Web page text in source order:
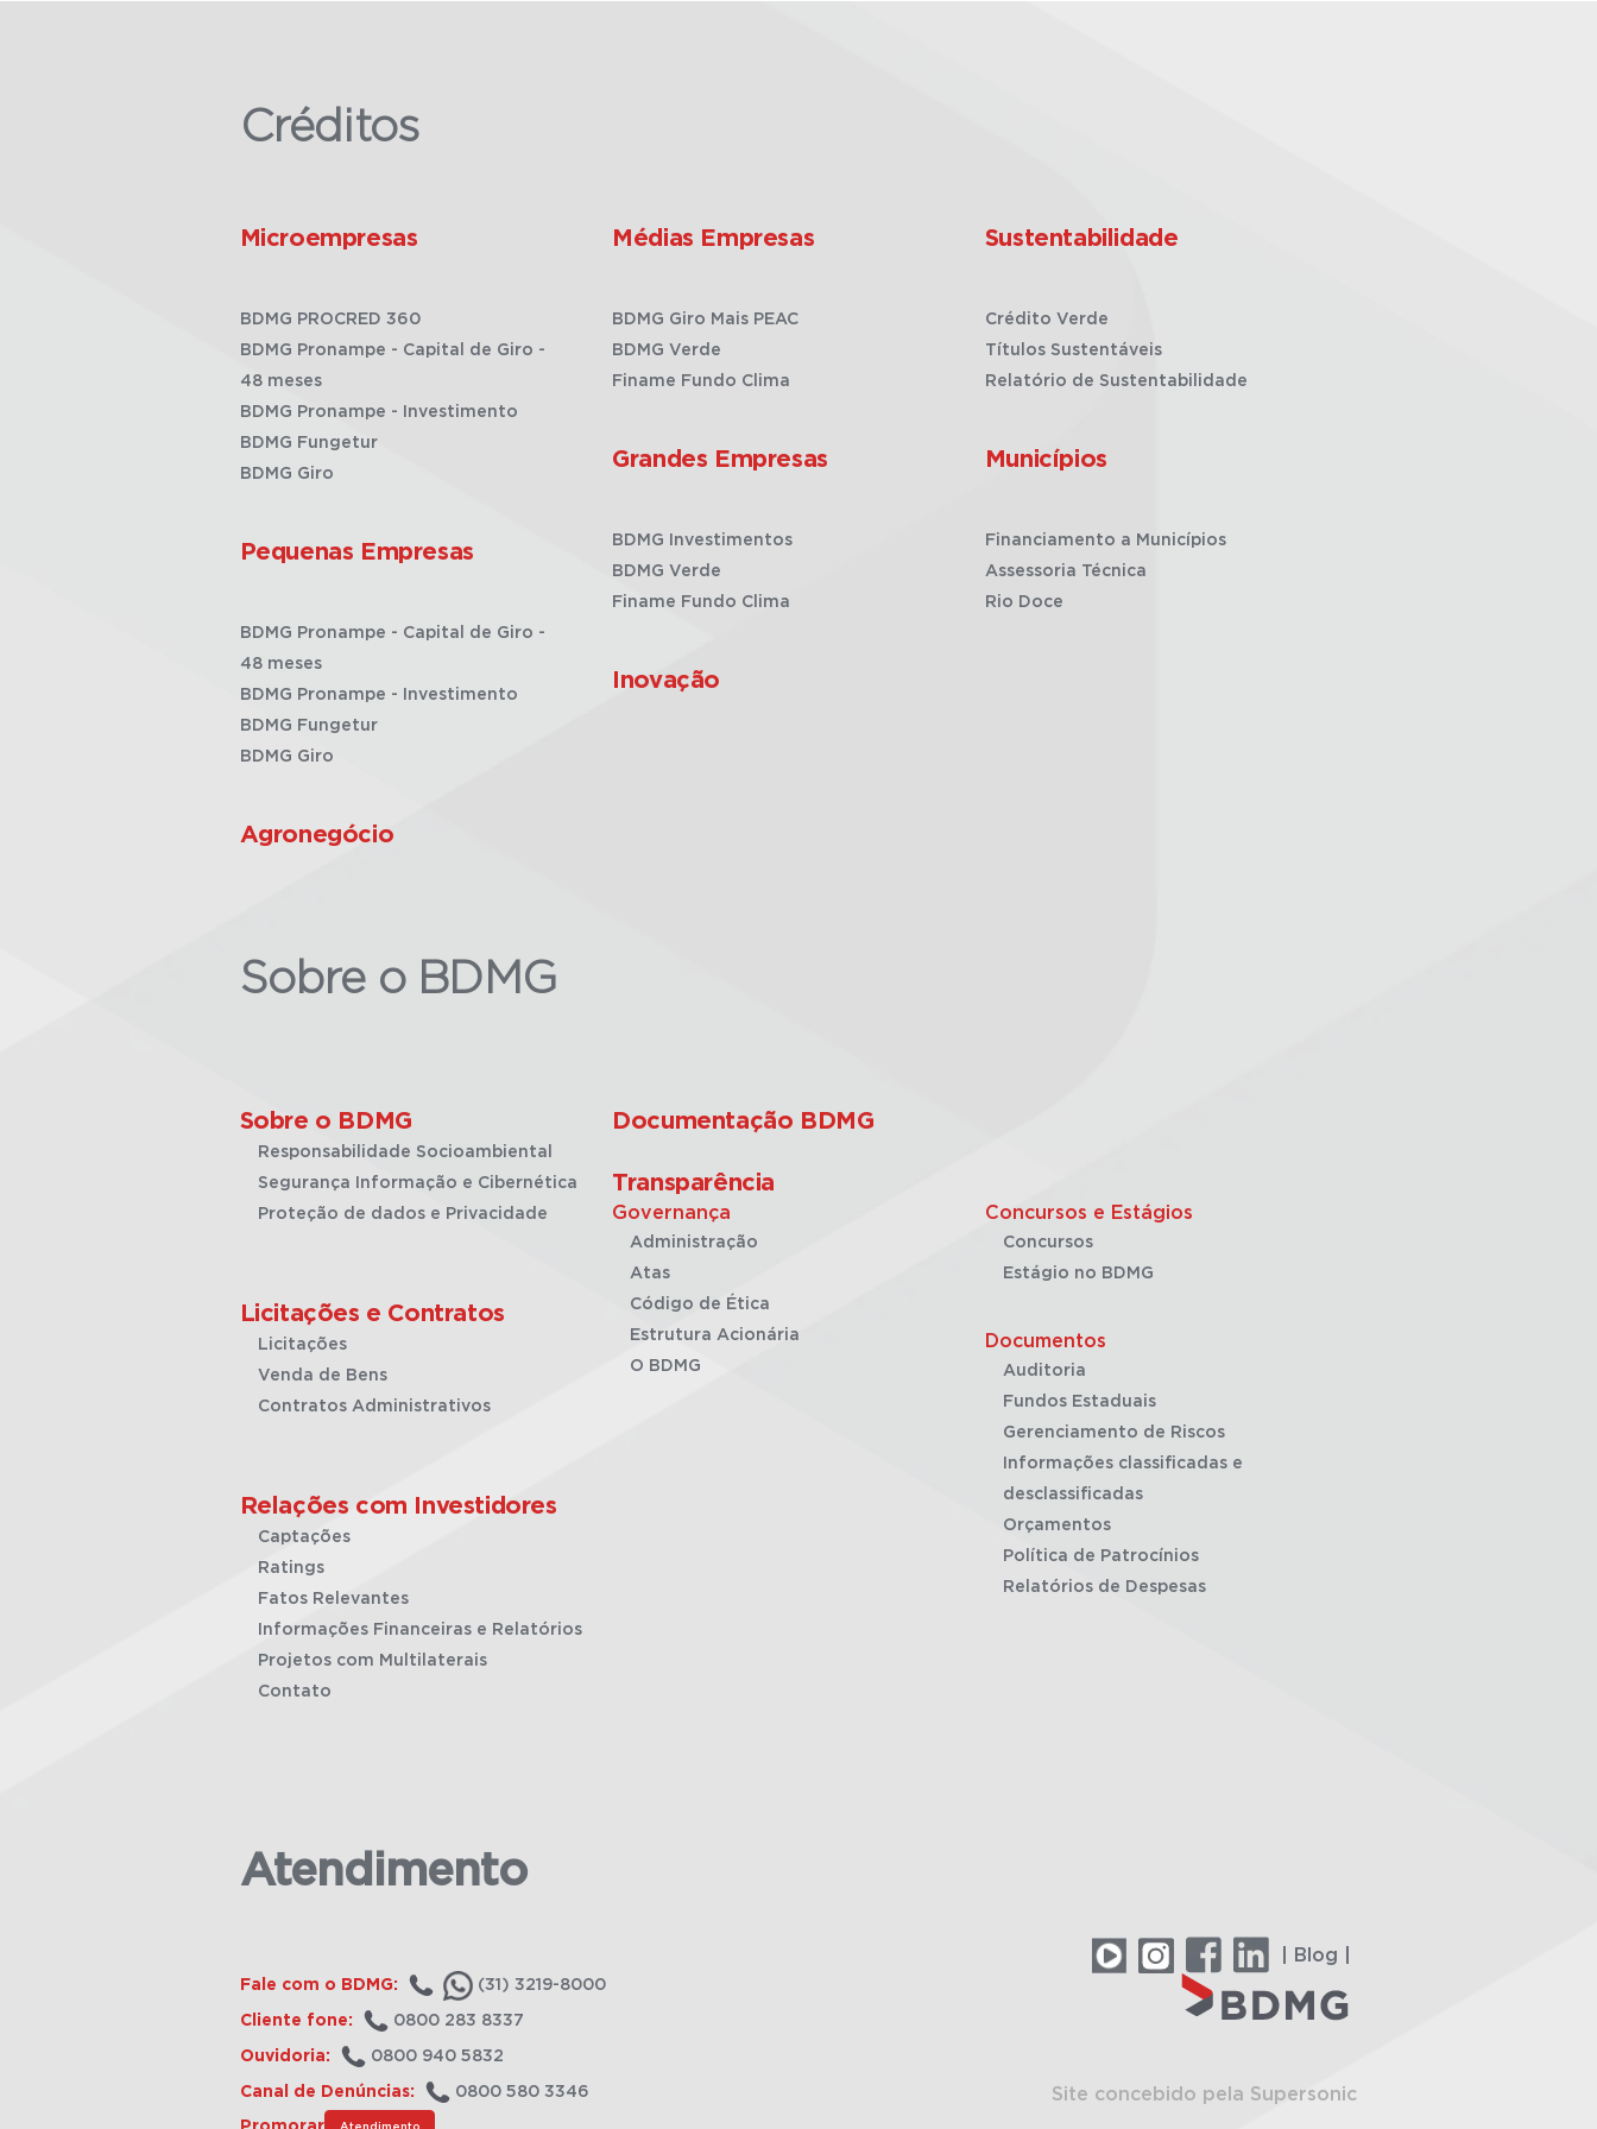
Créditos
Microempresas
BDMG PROCRED 360
BDMG Pronampe - Capital de Giro -
48 meses
BDMG Pronampe - Investimento
BDMG Fungetur
BDMG Giro
Pequenas Empresas
BDMG Pronampe - Capital de Giro -
48 meses
BDMG Pronampe - Investimento
BDMG Fungetur
BDMG Giro
Agronegócio
Médias Empresas
BDMG Giro Mais PEAC
BDMG Verde
Finame Fundo Clima
Grandes Empresas
BDMG Investimentos
BDMG Verde
Finame Fundo Clima
Inovação
Sustentabilidade
Crédito Verde
Títulos Sustentáveis
Relatório de Sustentabilidade
Municípios
Financiamento a Municípios
Assessoria Técnica
Rio Doce
Sobre o BDMG
Sobre o BDMG
Responsabilidade Socioambiental
Segurança Informação e Cibernética
Proteção de dados e Privacidade
Licitações e Contratos
Licitações
Venda de Bens
Contratos Administrativos
Relações com Investidores
Captações
Ratings
Fatos Relevantes
Informações Financeiras e Relatórios
Projetos com Multilaterais
Contato
Documentação BDMG
Transparência
Governança
Administração
Atas
Código de Ética
Estrutura Acionária
O BDMG
Concursos e Estágios
Concursos
Estágio no BDMG
Documentos
Auditoria
Fundos Estaduais
Gerenciamento de Riscos
Informações classificadas e
desclassificadas
Orçamentos
Política de Patrocínios
Relatórios de Despesas
Atendimento
Fale com o BDMG: (31) 3219-8000
Cliente fone: 0800 283 8337
Ouvidoria: 0800 940 5832
Canal de Denúncias: 0800 580 3346
Atendimento
| Blog |
Site concebido pela Supersonic